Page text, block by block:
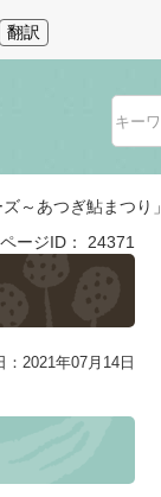
翻訳
～あつぎ鮎まつり」
ページID：
24371
：2021年07月14日